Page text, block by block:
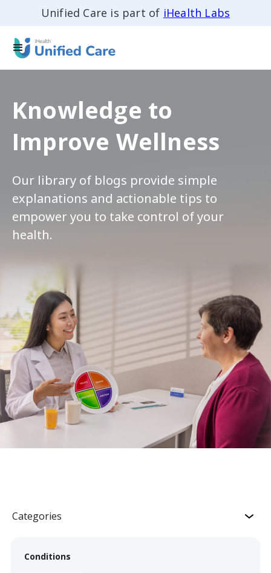
Unified Care is part of iHealth Labs
Knowledge to
Improve Wellness
Our library of blogs provide simple
explanations and actionable tips to
empower you to take control of your
health.
Categories
Conditions